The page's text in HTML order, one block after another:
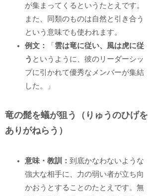
が集まってくるというたとえです。
また、同類のものは自然と引き合う
という意味でも使われます。
例文：
「 雲は竜に従い、風は虎に従
う というように、彼のリーダーシッ
プに引かれて優秀なメンバーが集結
した。」
竜の髭を蟻が狙う（りゅうのひげを
ありがねらう）
意味・教訓：到底かなわないような
強大な相手に、力の弱い者が立ち向
かおうとすることのたとえです。無